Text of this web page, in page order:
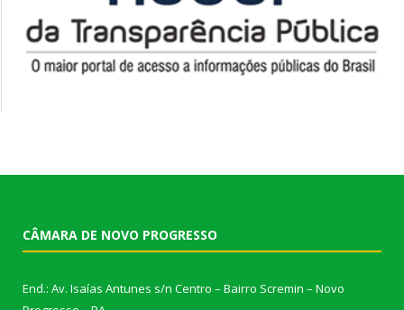
CÂMARA DE NOVO PROGRESSO
End.: Av. Isaías Antunes s/n Centro – Bairro Scremin – Novo